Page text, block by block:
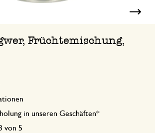
Früchtemischung,
in unseren Geschäften*
von 5